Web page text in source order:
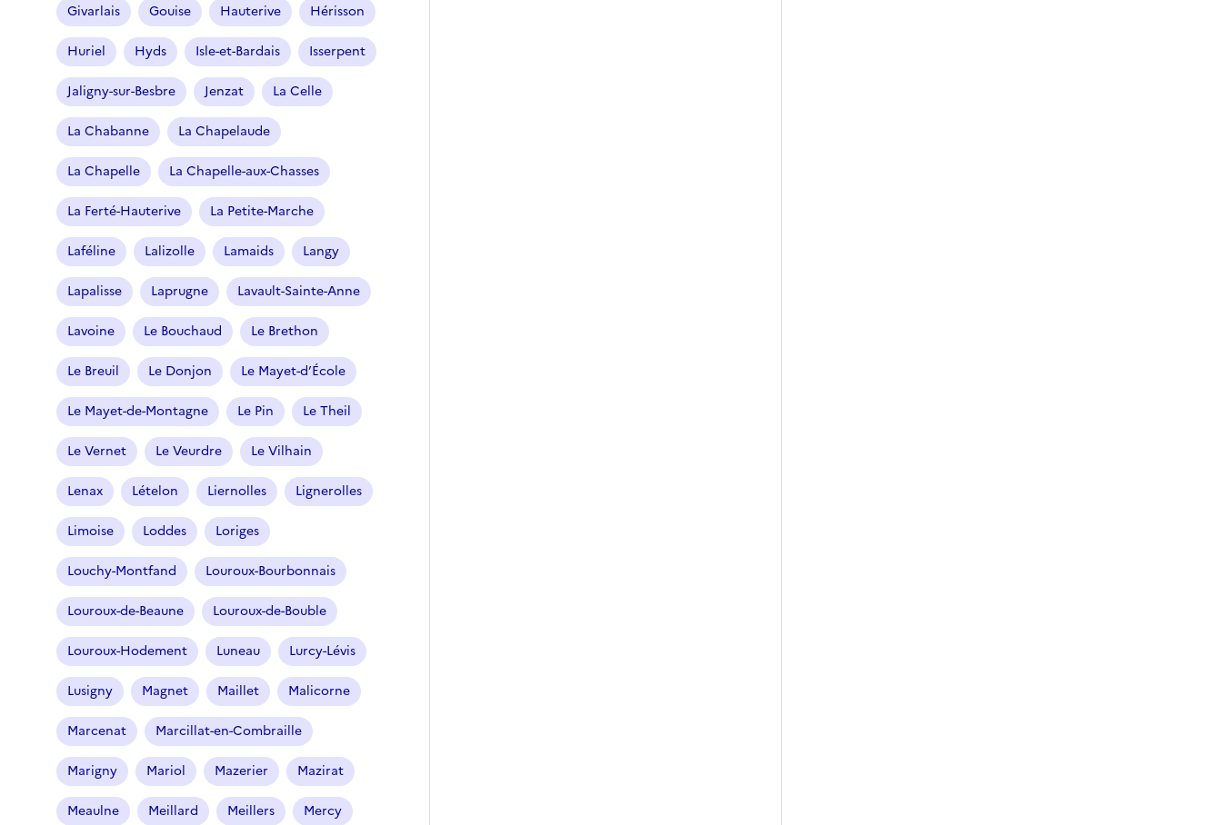
Givarlais Gouise Hauterive Hérisson
Huriel Hyds Isle-et-Bardais Isserpent
Jaligny-sur-Besbre Jenzat La Celle
La Chabanne La Chapelaude
La Chapelle La Chapelle-aux-Chasses
La Ferté-Hauterive La Petite-Marche
Laféline Lalizolle Lamaids Langy
Lapalisse Laprugne Lavault-Sainte-Anne
Lavoine Le Bouchaud Le Brethon
Le Breuil Le Donjon Le Mayet-d’École
Le Mayet-de-Montagne Le Pin Le Theil
Le Vernet Le Veurdre Le Vilhain
Lenax Lételon Liernolles Lignerolles
Limoise Loddes Loriges
Louchy-Montfand Louroux-Bourbonnais
Louroux-de-Beaune Louroux-de-Bouble
Louroux-Hodement Luneau Lurcy-Lévis
Lusigny Magnet Maillet Malicorne
Marcenat Marcillat-en-Combraille
Marigny Mariol Mazerier Mazirat
Meaulne Meillard Meillers Mercy